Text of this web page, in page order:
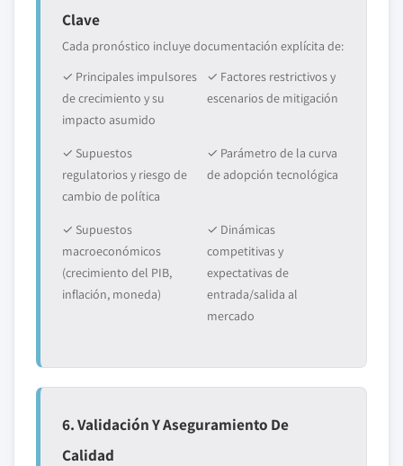
Clave
Cada pronóstico incluye documentación explícita de:
✓ Principales impulsores
de crecimiento y su
impacto asumido
✓ Factores restrictivos y
escenarios de mitigación
✓ Supuestos
regulatorios y riesgo de
cambio de política
✓ Parámetro de la curva
de adopción tecnológica
✓ Supuestos
macroeconómicos
(crecimiento del PIB,
inflación, moneda)
✓ Dinámicas
competitivas y
expectativas de
entrada/salida al
mercado
6. Validación Y Aseguramiento De
Calidad